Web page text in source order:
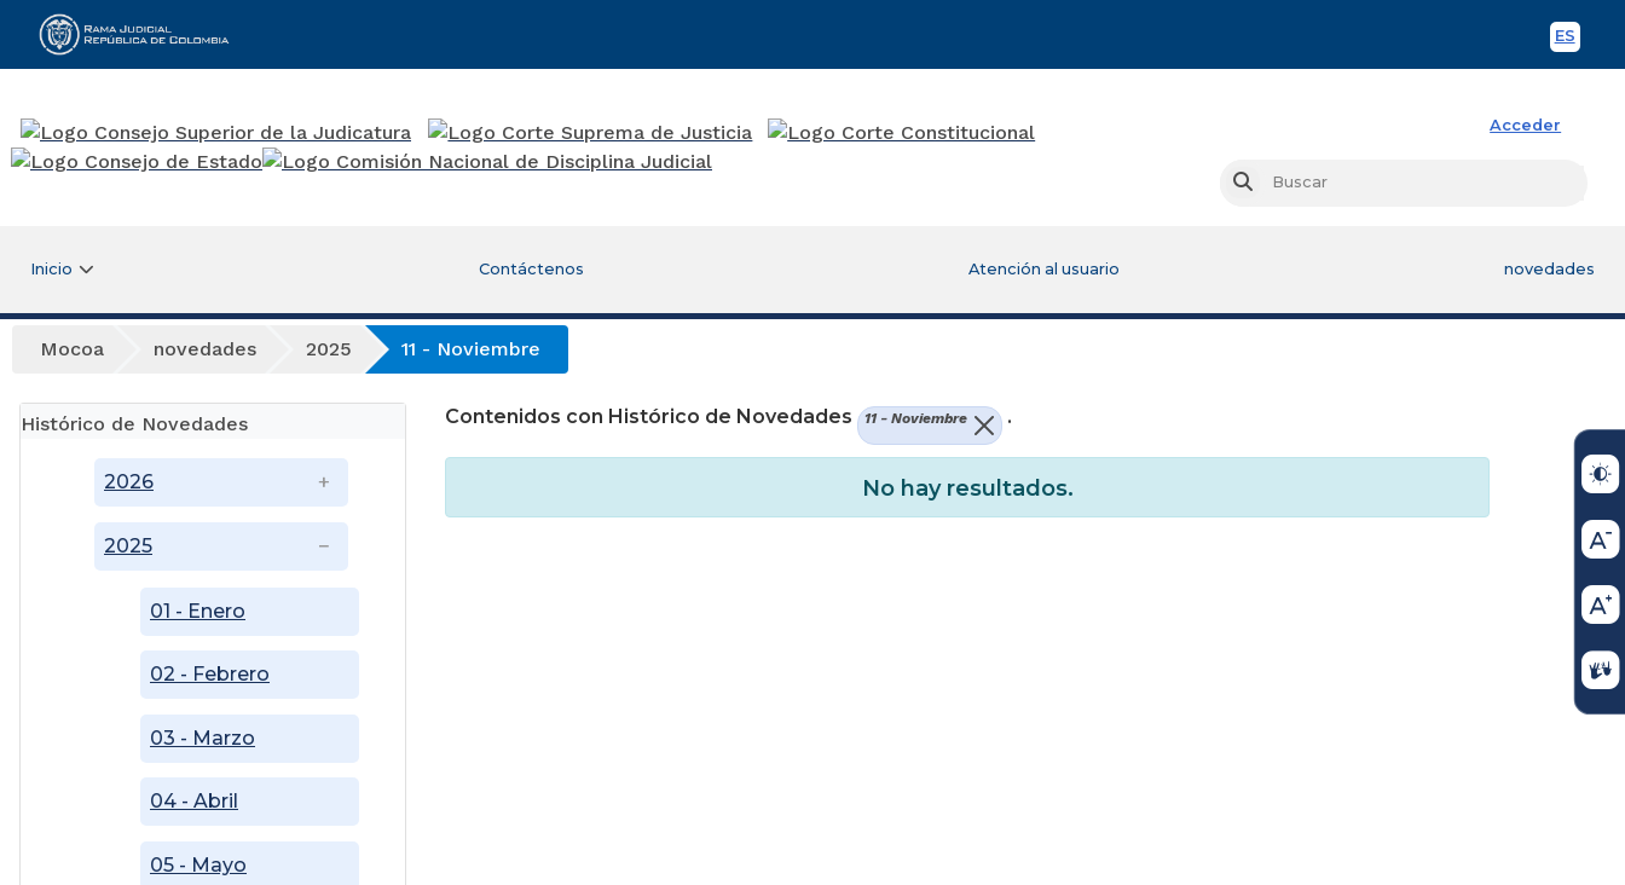
ES
Rama Judicial
Acceder
Buscar
Inicio Contáctenos Atención al usuario novedades
Mocoa novedades 2025 11 - Noviembre
Histórico de Novedades
2025
01 - Enero
02 - Febrero
03 - Marzo
04 - Abril
05 - Mayo
2026
Contenidos con Histórico de Novedades 11 - Noviembre .
No hay resultados.